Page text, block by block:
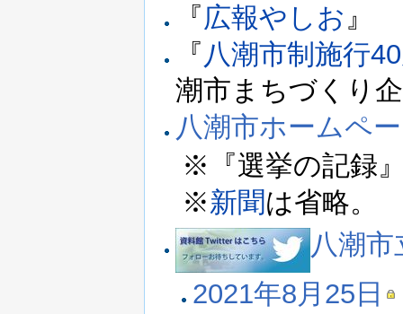
『広報やしお 』
『 八潮市制施行
潮市まちづくり
八潮市ホームペ
※『選挙の記録
※新聞は省略。
八潮
2021年8月25日